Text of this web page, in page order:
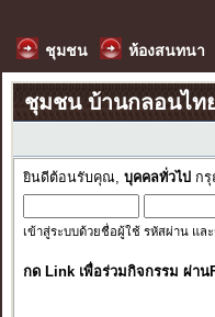
ชุมชน ห้องสนทนา
ชุมชน บ้านกลอนไท
ยินดีต้อนรับคุณ, บุคคลทั่วไป ก
เข้าสู่ระบบด้วยชื่อผู้ใช้ รหัสผ่าน แล
กด Link เพื่อร่วมกิจกรรม ผ่า